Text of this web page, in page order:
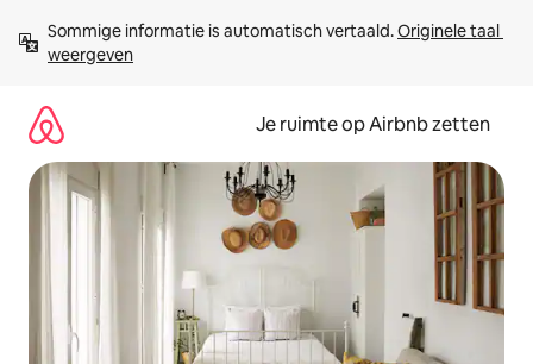
direct
naar
Sommige informatie is automatisch vertaald. Originele taal
weergeven
Je ruimte op Airbnb zetten